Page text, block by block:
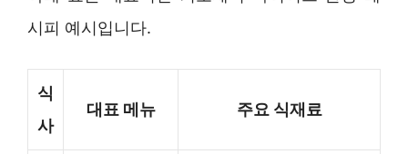
시피 예시입니다.
식
사
대표 메뉴 주요 식재료